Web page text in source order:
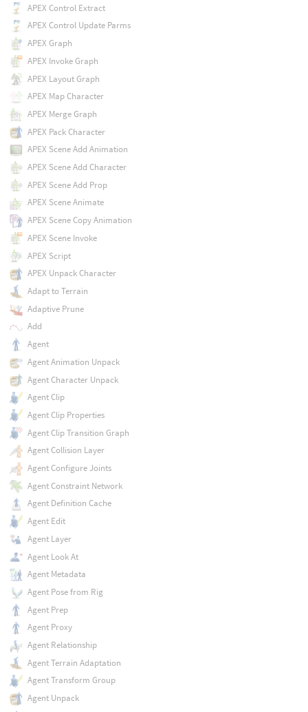
APEX Control Extract
APEX Control Update Parms
APEX Graph
APEX Invoke Graph
APEX Layout Graph
APEX Map Character
APEX Merge Graph
APEX Pack Character
APEX Scene Add Animation
APEX Scene Add Character
APEX Scene Add Prop
APEX Scene Animate
APEX Scene Copy Animation
APEX Scene Invoke
APEX Script
APEX Unpack Character
Adapt to Terrain
Adaptive Prune
Add
Agent
Agent Animation Unpack
Agent Character Unpack
Agent Clip
Agent Clip Properties
Agent Clip Transition Graph
Agent Collision Layer
Agent Configure Joints
Agent Constraint Network
Agent Definition Cache
Agent Edit
Agent Layer
Agent Look At
Agent Metadata
Agent Pose from Rig
Agent Prep
Agent Proxy
Agent Relationship
Agent Terrain Adaptation
Agent Transform Group
Agent Unpack